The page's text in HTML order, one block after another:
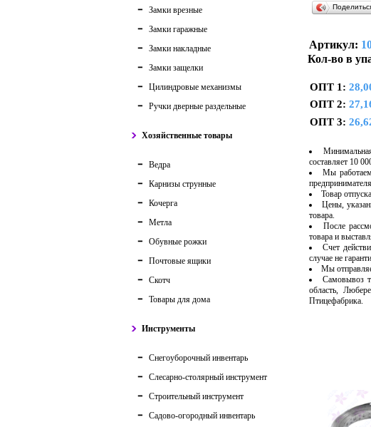
Замки врезные
Замки гаражные
Замки накладные
Замки защелки
Цилиндровые механизмы
Ручки дверные раздельные
Хозяйственные товары
Ведра
Карнизы струнные
Кочерга
Метла
Обувные рожки
Почтовые ящики
Скотч
Товары для дома
Инструменты
Снегоуборочный инвентарь
Слесарно-столярный инструмент
Строительный инструмент
Садово-огородный инвентарь
Артикул:
Кол-во в
ОПТ 1:
ОПТ 2:
ОПТ 3:
составляет 10
Мы
Товар
Цены,
товара.
После
товара и
Счет
случае не
Мы
Самовывоз
область,
Птицефабрика.